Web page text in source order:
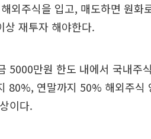
외주식을 입고, 매도하면 원
상 재투자 해야한다.
5000만원 한도 내에서 국내주
80%, 연말까지 50% 해외주식
이다.